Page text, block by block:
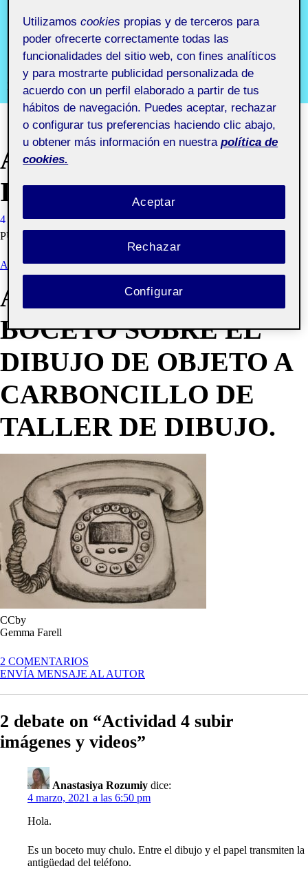
portafolios
aula 4
Laboratorio de herramientas de portafolios aula 4
ACTIVIDAD 4 SUBIR
IMÁGENES Y VIDEOS
4 MARZO, 2021 GEMMA FARELL FOCHS VISIBILIDAD:
PÚBLICA
ACTIVIDAD 4) SUBIR IMÁGENES, VÍDEOS, PDF...
AQUÍ COMPARTO MI
BOCETO SOBRE EL
DIBUJO DE OBJETO A
CARBONCILLO DE
TALLER DE DIBUJO.
CCby
Gemma Farell
2 COMENTARIOS
ACTIVIDAD
SUBIR
Y
VIDEOS
ENVÍA MENSAJE AL AUTOR
2 debate on “Actividad 4 subir
imágenes y videos”
Anastasiya Rozumiy dice:
4 marzo, 2021 a las 6:50 pm
Hola.
Es un boceto muy chulo. Entre el dibujo y el papel transmiten la
antigüedad del teléfono.
Utilizamoscookies propias y de terceros para
poder ofrecerte correctamente todas las
funcionalidades del sitio web, con fines analíticos
y para mostrarte publicidad personalizada de
acuerdo con un perfil elaborado a partir de tus
hábitos de navegación. Puedes aceptar, rechazar
o configurar tus preferencias haciendo clic abajo,
u obtener más información en nuestra política de
cookies.
Rechazar
Aceptar
Configurar